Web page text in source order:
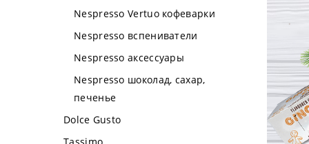
Nespresso Vertuo кофеварки
Nespresso вспениватели
Nespresso аксессуары
Nespresso шоколад, сахар,
печенье
Dolce Gusto